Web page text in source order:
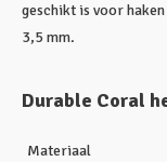
geschikt is voor
3,5 mm.
Durable Coral
Materiaal